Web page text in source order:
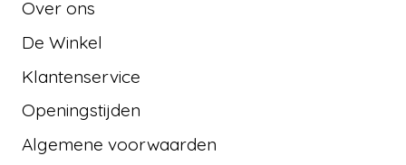
Over ons
De Winkel
Klantenservice
Openingstijden
Algemene voorwaarden